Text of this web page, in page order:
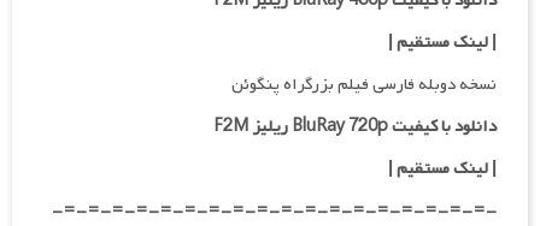
| لینک مستقیم|
نسخه دوبله فارسی فیلم بزرگراه پنگوئن
دانلود با کیفیت BluRay 720p ریلیز F2M
| لینک مستقیم |
-=-=-=-=-=-=-=-=-=-=-=-=-=-=-=-=-=-=-